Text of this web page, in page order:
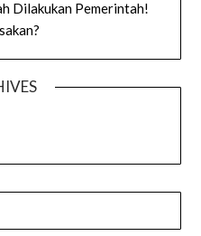
Dilakukan Pemerintah!